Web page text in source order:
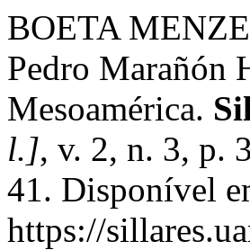
BOETA
Pedro Marañón
Mesoamérica.
l.], v. 2, n. 3, p.
41. Disponível
https://